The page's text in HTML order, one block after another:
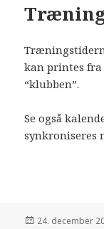
kan printes
“klubben”.
Se også
synkroniseres
Udgivet
24. december